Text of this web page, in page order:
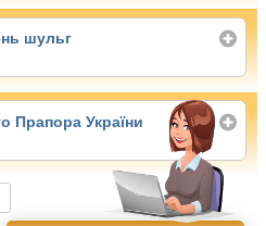
шульг
Прапора України